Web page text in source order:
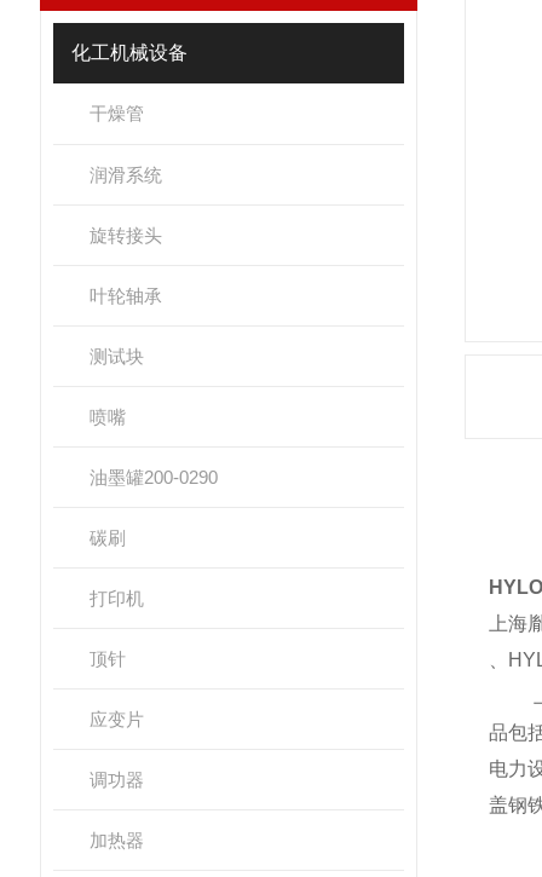
化工机械设备
干燥管
润滑系统
旋转接头
叶轮轴承
测试块
喷嘴
油墨罐200-0290
碳刷
打印机
顶针
应变片
调功器
加热器
上海
品包
电力
盖钢